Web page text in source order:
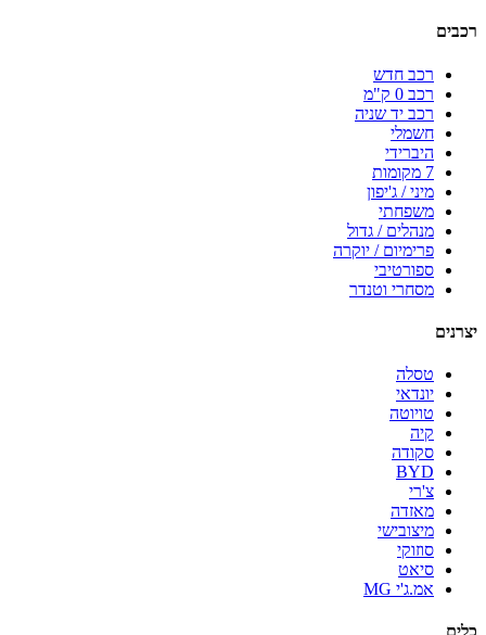
רכבים
רכב חדש
רכב 0 ק"מ
רכב יד שניה
חשמלי
היברידי
7 מקומות
מיני / ג'יפון
משפחתי
מנהלים / גדול
פרימיום / יוקרה
ספורטיבי
מסחרי וטנדר
יצרנים
טסלה
יונדאי
טויוטה
קיה
סקודה
BYD
צ'רי
מאזדה
מיצובישי
סוזוקי
סיאט
אמ.ג'י MG